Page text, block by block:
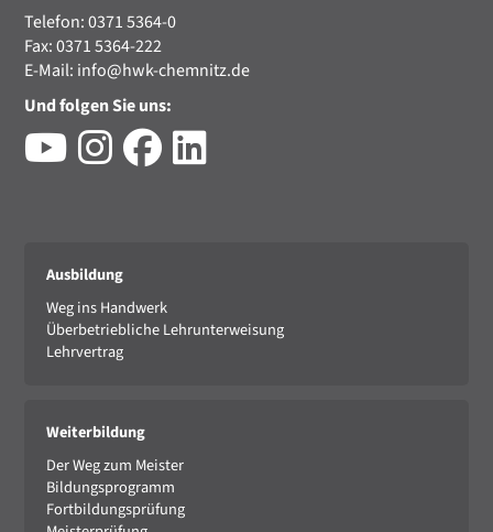
Telefon: 0371 5364-0
Fax: 0371 5364-222
E-Mail: info@hwk-chemnitz.de
Und folgen Sie uns:
Ausbildung
Weg ins Handwerk
Überbetriebliche Lehrunterweisung
Lehrvertrag
Weiterbildung
Der Weg zum Meister
Bildungsprogramm
Fortbildungsprüfung